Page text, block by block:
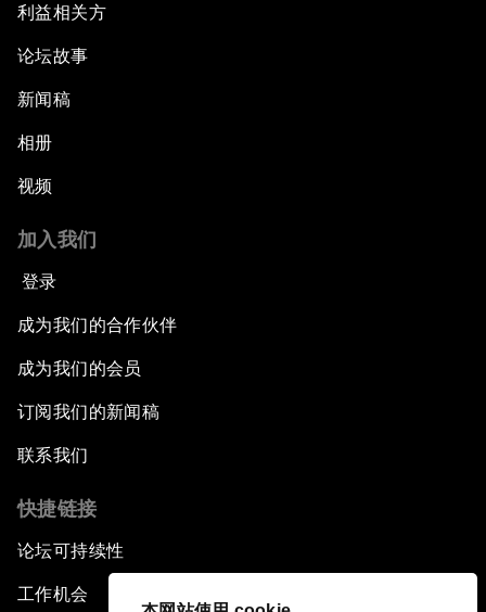
利益相关方
论坛故事
新闻稿
相册
视频
加入我们
登录
成为我们的合作伙伴
成为我们的会员
订阅我们的新闻稿
联系我们
快捷链接
论坛可持续性
工作机会